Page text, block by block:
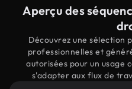
Aperçu des
Découvrez une sélection
professionnelles et
autorisées pour un usage
s'adapter aux flux de